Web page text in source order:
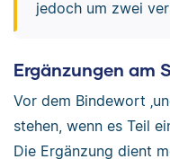
jedoch um zwei
Ergänzungen am
Vor dem Bindewort
stehen, wenn es Teil
Die Ergänzung dient